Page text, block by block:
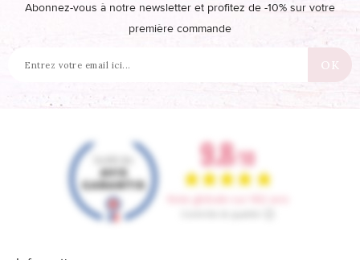
Abonnez-vous à notre newsletter et profitez de -10% sur votre
première commande